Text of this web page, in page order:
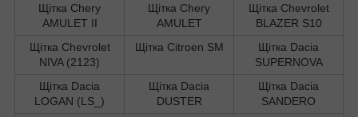
Щітка Chery
AMULET II
Щітка Chery
AMULET
Щітка Chevrolet
BLAZER S10
Щітка Chevrolet
NIVA (2123)
Щітка Citroen SM
Щітка Dacia
SUPERNOVA
Щітка Dacia
LOGAN (LS_)
Щітка Dacia
DUSTER
Щітка Dacia
SANDERO